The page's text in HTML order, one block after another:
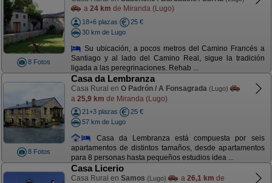
8 Fotos
a 24 km de Miranda (Lugo)
18+6 plazas
25 €
30 km de Lugo
Su ubicación, a pocos metros del Camino Francés a
Santiago y al lado del Camino Real, sigue la tradición
ligada a las peregrinaciones. Rehab ...
8 Fotos
Casa da Lembranza
Casa Rural en O Padrón / A Fonsagrada (Lugo)
a 25,9 km de Miranda (Lugo)
21+3 plazas
25 €
57 km de Lugo
Casa da Lembranza está compuesta por seis
apartamentos de distintos tamaños, desde apartamentos
para 8 personas hasta pequeños estudios idea ...
Casa Licerio
Casa Rural en Samos (Lugo) a 26,1 km de